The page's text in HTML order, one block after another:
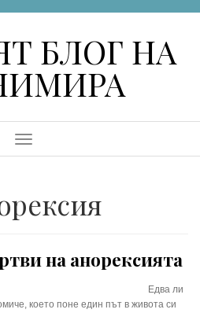
БЛОГ НА
Menu
на анорексията
Едва ли
което поне един път в живота си